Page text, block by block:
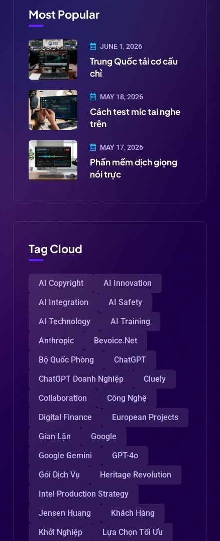
Most Popular
JUNE 1, 2026
Trung Quốc tái cơ cấu
chỉ
MAY 18, 2026
Cách test mic tai nghe
trên
MAY 17, 2026
Phần mềm dịch giọng
nói trực
Tag Cloud
AI Copyright
AI Innovation
AI Integration
AI Safety
AI Technology
AI Training
Anthropic
Bevoice.net
Bộ Quốc Phòng
ChatGPT
ChatGPT Doanh Nghiệp
Cluely
Collaboration
Công Nghệ
Digital Finance
European Projects
Gian Lận
Google
Google Gemini
GPT-4o
Gói Dịch Vụ
Heritage Revolution
Intel Production Strategy
Jensen Huang
Khách Hàng
Khởi Nghiệp
Lựa Chọn Tối Ưu